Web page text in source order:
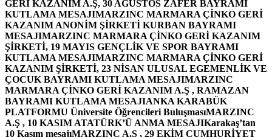
GERİ KAZANIM A.Ş, 30 AĞUSTOS ZAFER BAYRAMI
KUTLAMA MESAJIMARZINC MARMARA ÇİNKO GERİ
KAZANIM ANONİM ŞİRKETİ KURBAN BAYRAMI
MESAJIMARZINC MARMARA ÇİNKO GERİ KAZANIM
ŞİRKETİ, 19 MAYIS GENÇLİK VE SPOR BAYRAMI
KUTLAMA MESAJIMARZINC MARMARA ÇİNKO GERİ
KAZANIM ŞİRKETİ, 23 NİSAN ULUSAL EGEMENLİK VE
ÇOCUK BAYRAMI KUTLAMA MESAJIMARZINC
MARMARA ÇİNKO GERİ KAZANIM A.Ş , RAMAZAN
BAYRAMI KUTLAMA MESAJIANKA KARABÜK
PLATFORMU Üniversite Öğrencileri BuluşmasıMARZINC
A.Ş , 10 KASIM ATATÜRK’Ü ANMA MESAJIKarakaş’tan
10 Kasım mesajıMARZINC A.Ş , 29 EKİM CUMHURİYET